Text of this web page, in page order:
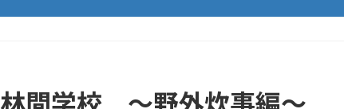
林間学校 ～野外炊事編～